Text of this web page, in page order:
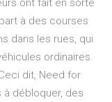
ont fait en sorte
à des courses
dans les rues, qui
ordinaires.
dit, Need for
à débloquer, des